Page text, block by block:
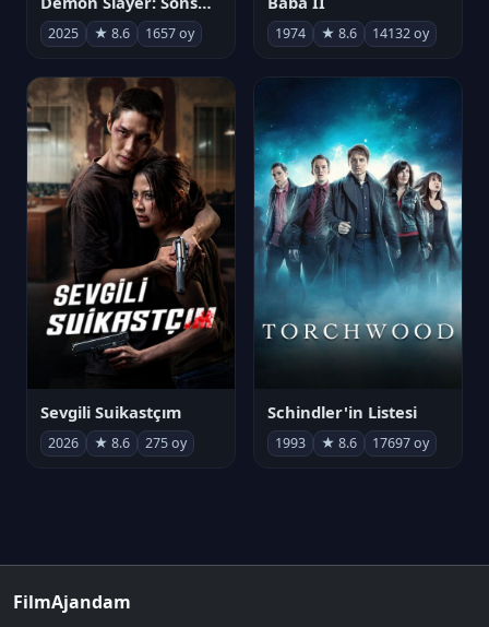
2025 ★ 8.6 1657 oy 1974 ★ 8.6 14132 oy
Sevgili Suikastçım
2026 ★ 8.6 275 oy
Schindler'in Listesi
1993 ★ 8.6 17697 oy
FilmAjandam